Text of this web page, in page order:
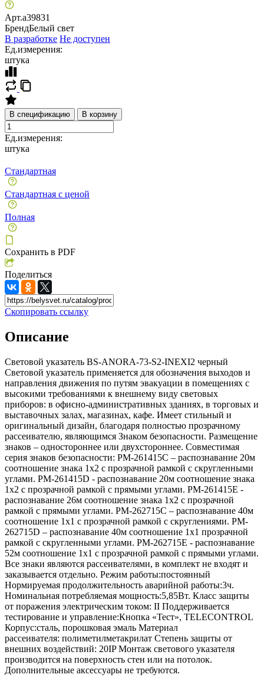
Арт.a39831
БрендБелый свет
В разработке Не доступен
Ед.измерения:
штука
В спецификацию В корзину
Ед.измерения:
штука
Стандартная
Стандартная с ценой
Полная
Сохранить в PDF
Поделиться
Скопировать ссылку
Описание
Световой указатель BS-ANORA-73-S2-INEXI2 черный
Световой указатель применяется для обозначения выходов и
направления движения по путям эвакуации в помещениях с
высокими требованиями к внешнему виду световых
приборов: в офисно-административных зданиях, в торговых и
выставочных залах, магазинах, кафе. Имеет стильный и
оригинальный дизайн, благодаря полностью прозрачному
рассеивателю, являющимся Знаком безопасности. Размещение
знаков – одностороннее или двухстороннее. Совместимая
серия знаков безопасности: PM-261415C – распознавание 20м
соотношение знака 1х2 с прозрачной рамкой с скругленными
углами. PM-261415D - распознавание 20м соотношение знака
1х2 с прозрачной рамкой с прямыми углами. PM-261415E -
распознавание 26м соотношение знака 1х2 с прозрачной
рамкой с прямыми углами. PM-262715C – распознавание 40м
соотношение 1х1 с прозрачной рамкой с скруглениями. PM-
262715D – распознавание 40м соотношение 1х1 прозрачной
рамкой с скругленными углами. PM-262715E - распознавание
52м соотношение 1х1 с прозрачной рамкой с прямыми углами.
Все знаки являются рассеивателями, в комплект не входят и
заказывается отдельно. Режим работы:постоянный
Нормируемая продолжительность аварийной работы:3ч.
Номинальная потребляемая мощность:5,85Вт. Класс защиты
от поражения электрическим током: II Поддерживается
тестирование и управление:Кнопка «Тест», TELECONTROL
Корпус:сталь, порошковая эмаль Материал
рассеивателя: полиметилметакрилат Степень защиты от
внешних воздействий: 20IP Монтаж светового указателя
производится на поверхность стен или на потолок.
Дополнительные аксессуары не требуются.